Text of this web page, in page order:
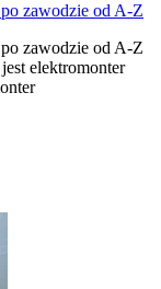
zawodzie od A-Z
zawodzie od A-Z
elektromonter